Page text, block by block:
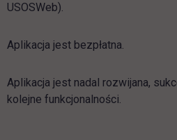
USOSWeb).
Aplikacja jest bezpłatna.
Aplikacja jest nadal rozwijana,
kolejne funkcjonalności.